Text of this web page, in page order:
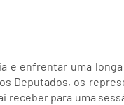
e enfrentar uma
Deputados, os
receber para uma